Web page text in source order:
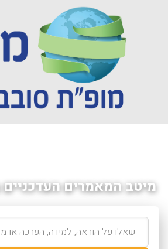
מיטב המאמרים העדכניים